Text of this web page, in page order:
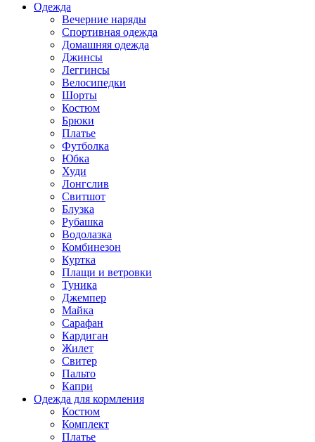
Одежда
Вечерние наряды
Спортивная одежда
Домашняя одежда
Джинсы
Леггинсы
Велосипедки
Шорты
Костюм
Брюки
Платье
Футболка
Юбка
Худи
Лонгслив
Свитшот
Блузка
Рубашка
Водолазка
Комбинезон
Куртка
Плащи и ветровки
Туника
Джемпер
Майка
Сарафан
Кардиган
Жилет
Свитер
Пальто
Капри
Одежда для кормления
Костюм
Комплект
Платье